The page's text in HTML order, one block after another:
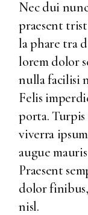
Nec dui
praesent
la phare tra
lorem dolor
nulla facilisi
Felis
porta.
viverra
augue
Praesent
dolor
nisl.